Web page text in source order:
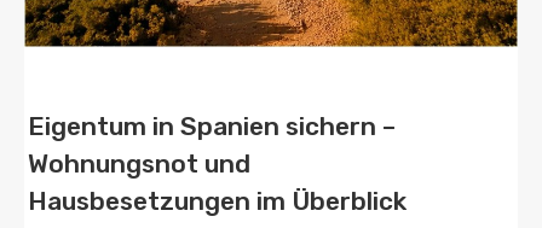
Eigentum in Spanien sichern –
Wohnungsnot und
Hausbesetzungen im Überblick
Veröffentlicht in